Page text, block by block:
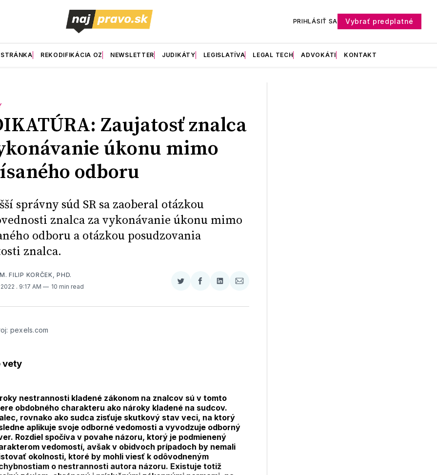
PRIHLÁSIŤ SA Vybrať predplatné
REKODIFIKÁCIA OZ NEWSLETTER JUDIKÁTY LEGISLATÍVA LEGAL TECH ADVOKÁTI KONTAKT
Zaujatosť znalca
úkonu mimo
odboru
správny súd SR sa zaoberal otázkou
znalca za vykonávanie úkonu mimo
odboru a otázkou posudzovania
znalca.
FILIP KORČEK, PHD.
. 9:17 AM 10 min read
Zdieľať
Twitter
Zdieľať
Facebooku
Zdieľať
LinkedIne
Zdieľať
E-
pexels.com
vety
nestrannosti kladené zákonom na znalcov sú v tomto
obdobného charakteru ako nároky kladené na sudcov.
rovnako ako sudca zisťuje skutkový stav veci, na ktorý
aplikuje svoje odborné vedomosti a vyvodzuje odborný
Rozdiel spočíva v povahe názoru, ktorý je podmienený
vedomostí, avšak v obidvoch prípadoch by nemali
okolnosti, ktoré by mohli viesť k odôvodneným
o nestrannosti autora názoru. Existuje totiž